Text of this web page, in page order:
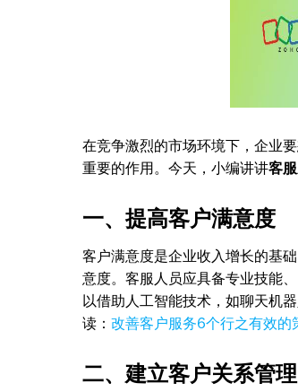
在竞争激烈的市场环境下，企业
重要的作用。今天，小编讲讲客
一、提高客户满意度
客户满意度是企业收入增长的基
意度。客服人员应具备专业技能
以借助人工智能技术，如聊天机
读： 改善客户服务6个行之有效的
二、建立客户关系管